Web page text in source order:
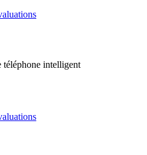
téléphone intelligent